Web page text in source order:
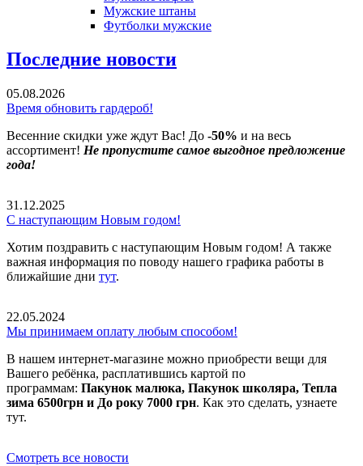
Мужские штаны
Футболки мужские
Последние новости
05.08.2026
Время обновить гардероб!
Весенние скидки уже ждут Вас! До -50% и на весь
ассортимент! Не пропустите самое выгодное предложение
года!
31.12.2025
С наступающим Новым годом!
Хотим поздравить с наступающим Новым годом! А также
важная информация по поводу нашего графика работы в
ближайшие дни тут.
22.05.2024
Мы принимаем оплату любым способом!
В нашем интернет-магазине можно приобрести вещи для
Вашего ребёнка, расплатившись картой по
программам: Пакунок малюка, Пакунок школяра, Тепла
зима 6500грн и До року 7000 грн. Как это сделать, узнаете
тут.
Смотреть все новости